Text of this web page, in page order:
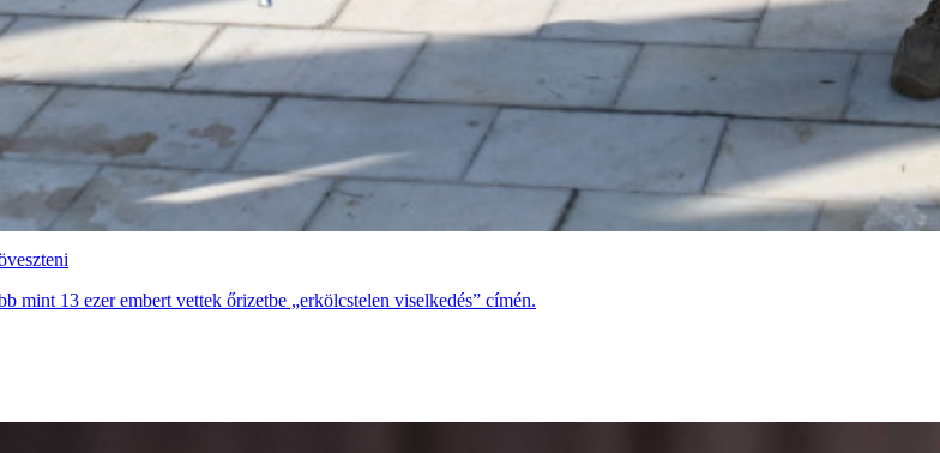
13 ezer embert vettek őrizetbe „erkölcstelen viselkedés” címén.